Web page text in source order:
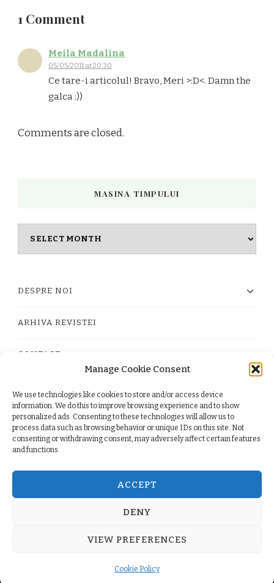
Manage Cookie Consent
We use technologies like cookies to store and/or access device
information. We do this to improve browsing experience and to show
personalized ads. Consenting to these technologies will allow us to
process data such as browsing behavior or unique IDs on this site. Not
consenting or withdrawing consent, may adversely affect certain features
and functions.
ACCEPT
DENY
VIEW PREFERENCES
Cookie Policy
1 Comment
Meila Madalina
05/05/2011 at 20:30
Ce tare-i articolul! Bravo, Meri >:D<. Damn the
galca :))
Comments are closed.
MASINA TIMPULUI
DESPRE NOI
ARHIVA REVISTEI
CONTACT
PRIVACY POLICY
TERMS
| Developed ByBlossom Themes. Powered by